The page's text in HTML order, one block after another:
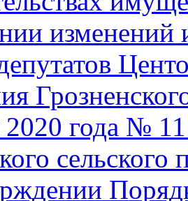
изменений
2020 года №
сельского